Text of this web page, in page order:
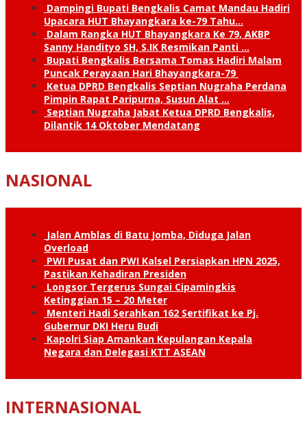
Dampingi Bupati Bengkalis Camat Mandau Hadiri
Upacara HUT Bhayangkara ke-79 Tahu…
Dalam Rangka HUT Bhayangkara Ke 79, AKBP
Sanny Handityo SH, S.IK Resmikan Panti …
Bupati Bengkalis Bersama Tomas Hadiri Malam
Puncak Perayaan Hari Bhayangkara-79
Ketua DPRD Bengkalis Septian Nugraha Perdana
Pimpin Rapat Paripurna, Susun Alat …
Septian Nugraha Jabat Ketua DPRD Bengkalis,
Dilantik 14 Oktober Mendatang
NASIONAL
Jalan Amblas di Batu Jomba, Diduga Jalan
Overload
PWI Pusat dan PWI Kalsel Persiapkan HPN 2025,
Pastikan Kehadiran Presiden
Longsor Tergerus Sungai Cipamingkis
Ketinggian 15 – 20 Meter
Menteri Hadi Serahkan 162 Sertifikat ke Pj.
Gubernur DKI Heru Budi
Kapolri Siap Amankan Kepulangan Kepala
Negara dan Delegasi KTT ASEAN
INTERNASIONAL